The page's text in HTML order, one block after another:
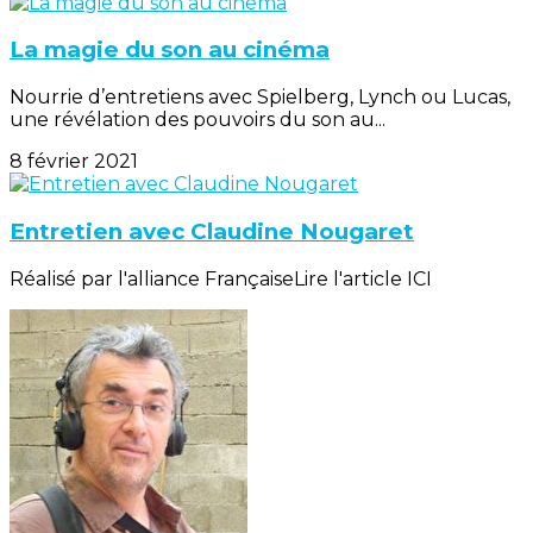
La magie du son au cinéma
Nourrie d’entretiens avec Spielberg, Lynch ou Lucas,
une révélation des pouvoirs du son au...
8 février 2021
Entretien avec Claudine Nougaret
Réalisé par l'alliance FrançaiseLire l'article ICI